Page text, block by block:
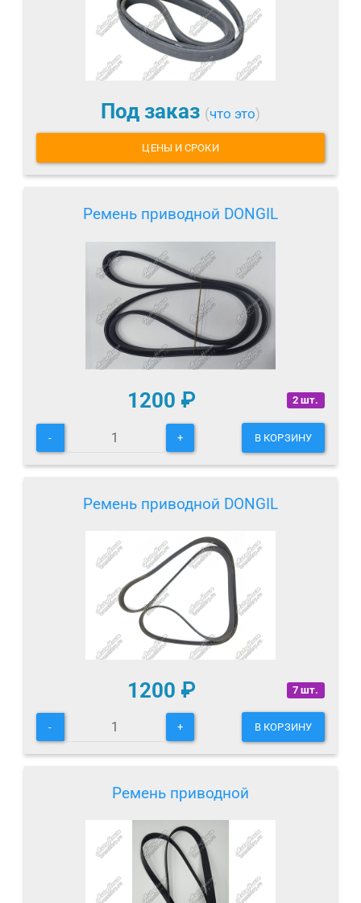
Под заказ (что это)
ЦЕНЫ И СРОКИ
Ремень приводной DONGIL
2 шт.
1200 ₽
- + В КОРЗИНУ
Ремень приводной DONGIL
7 шт.
1200 ₽
- + В КОРЗИНУ
Ремень приводной